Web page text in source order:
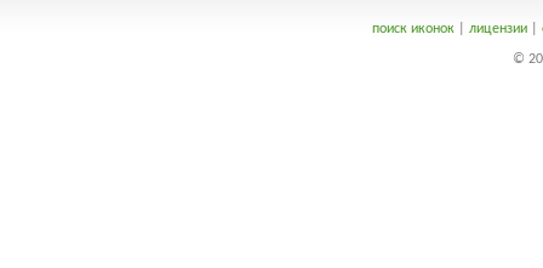
поиск иконок| лицензии|
©